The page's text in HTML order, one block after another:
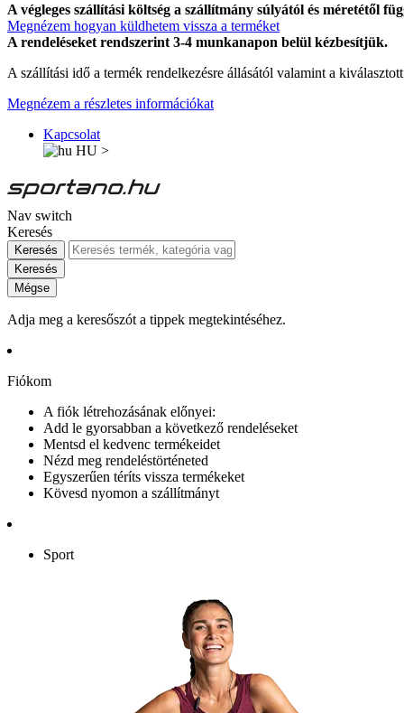
A végleges szállítási költség a szállítmány súlyától és méretétől
Megnézem hogyan küldhetem vissza a terméket
A rendeléseket rendszerint 3-4 munkanapon belül kézbesítjük.
A szállítási idő a termék rendelkezésre állásától valamint a
Megnézem a részletes információkat
Kapcsolat
HU >
Nav switch
Keresés
Keresés
Keresés
Mégse
Adja meg a keresőszót a tippek megtekintéséhez.
Fiókom
A fiók létrehozásának előnyei:
Add le gyorsabban a következő rendeléseket
Mentsd el kedvenc termékeidet
Nézd meg rendeléstörténeted
Egyszerűen téríts vissza termékeket
Kövesd nyomon a szállítmányt
Sport